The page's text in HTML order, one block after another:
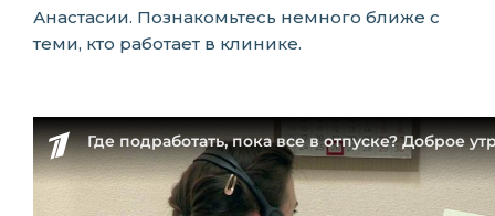
Анастасии. Познакомьтесь немного ближе с
теми, кто работает в клинике.